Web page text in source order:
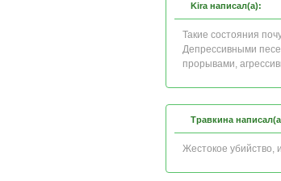
Kira написал(а):
Такие состояния
Депрессивными
прорывами,
Травкина
Жестокое убийство,